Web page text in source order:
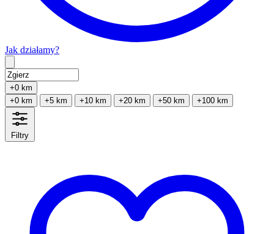
Jak działamy?
+0 km
+0 km
+5 km +10 km +20 km +50 km +100 km
Filtry